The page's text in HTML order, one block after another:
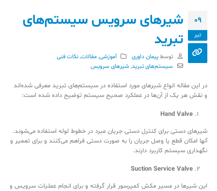
09
تیر
شیرهای سرویس سیستم‌های
تبرید
توسط پیمان داوری آموزشی,مقالات,نکات فنی
سیستم‌های تبرید, شیرهای سرویس
در این مقاله انواع شیرهای مورد استفاده در سیستم‌های تبرید معرفی شده‌اند
و نقش هر یک از آن‌ها در عملکرد صحیح سیستم توضیح داده شده است:
Hand Valve
شیرهای دستی برای کنترل دستی جریان مبرد در خطوط لوله استفاده می‌شوند.
آنها امکان قطع یا وصل جریان را به صورت دستی فراهم می‌کنند و برای تعمیر و
نگهداری سیستم کاربرد دارند.
Suction Service Valve
این شیرها در مسیر مکش کمپرسور قرار گرفته و برای انجام عملیات سرویس و